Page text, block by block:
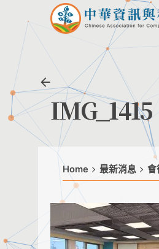
content
IMG_1415
Home 最新消息 會